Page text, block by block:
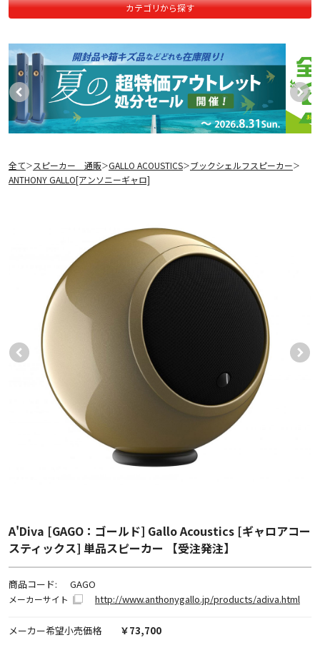
カテゴリから探す
全て＞ スピーカー 通販＞GALLO ACOUSTICS＞ブックシェルフスピーカー＞
ANTHONY GALLO[アンソニーギャロ]
A'Diva [GAGO：ゴールド] Gallo Acoustics [ギャロアコー
スティックス] 単品スピーカー 【受注発注】
商品コード: GAGO
メーカーサイト http://www.anthonygallo.jp/products/adiva.html
メーカー希望小売価格 ￥73,700